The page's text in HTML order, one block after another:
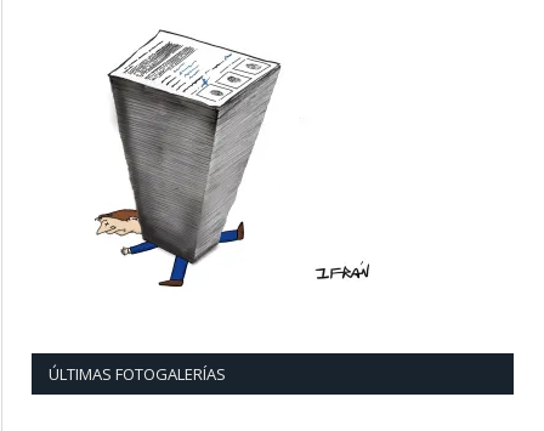
ÚLTIMAS FOTOGALERÍAS